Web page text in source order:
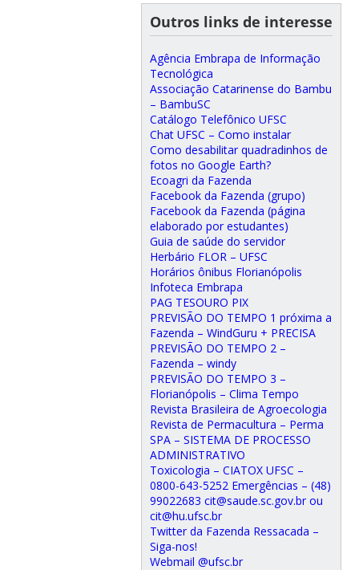
Outros links de interesse
Agência Embrapa de Informação
Tecnológica
Associação Catarinense do Bambu
– BambuSC
Catálogo Telefônico UFSC
Chat UFSC – Como instalar
Como desabilitar quadradinhos de
fotos no Google Earth?
Ecoagri da Fazenda
Facebook da Fazenda (grupo)
Facebook da Fazenda (página
elaborado por estudantes)
Guia de saúde do servidor
Herbário FLOR – UFSC
Horários ônibus Florianópolis
Infoteca Embrapa
PAG TESOURO PIX
PREVISÃO DO TEMPO 1 próxima a
Fazenda – WindGuru + PRECISA
PREVISÃO DO TEMPO 2 –
Fazenda – windy
PREVISÃO DO TEMPO 3 –
Florianópolis – Clima Tempo
Revista Brasileira de Agroecologia
Revista de Permacultura – Perma
SPA – SISTEMA DE PROCESSO
ADMINISTRATIVO
Toxicologia – CIATOX UFSC –
0800-643-5252 Emergências – (48)
99022683 cit@saude.sc.gov.br ou
cit@hu.ufsc.br
Twitter da Fazenda Ressacada –
Siga-nos!
Webmail @ufsc.br